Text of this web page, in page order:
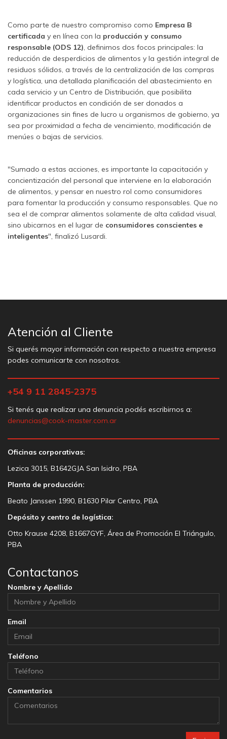
Como parte de nuestro compromiso como Empresa B
certificada y en línea con la producción y consumo
responsable (ODS 12) , definimos dos focos principales: la
reducción de desperdicios de alimentos y la gestión integral de
residuos sólidos, a través de la centralización de las compras
y logística, una detallada planificación del abastecimiento en
cada servicio y un Centro de Distribución, que posibilita
identificar productos en condición de ser donados a
organizaciones sin fines de lucro u organismos de gobierno, ya
sea por proximidad a fecha de vencimiento, modificación de
menúes o bajas de servicios.
"Sumado a estas acciones, es importante la capacitación y
concientización del personal que interviene en la elaboración
de alimentos, y pensar en nuestro rol como consumidores
para fomentar la producción y consumo responsables. Que no
sea el de comprar alimentos solamente de alta calidad visual,
sino ubicarnos en el lugar de consumidores conscientes e
inteligentes", finalizó Lusardi.
Atención al Cliente
Si querés mayor información con respecto a nuestra empresa
podes comunicarte con nosotros.
+54 9 11 2845-2375
Si tenés que realizar una denuncia podés escribirnos a:
denuncias@cook-master.com.ar
Oficinas corporativas:
Lezica 3015, B1642GJA San Isidro, PBA
Planta de producción:
Beato Janssen 1990, B1630 Pilar Centro, PBA
Depósito y centro de logística:
Otto Krause 4208, B1667GYF, Área de Promoción El Triángulo,
PBA
Contactanos
Nombre y Apellido
Email
Teléfono
Comentarios